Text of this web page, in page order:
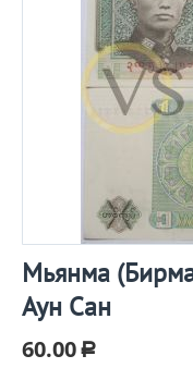
Мьянма
Аун Сан
60.00 Р